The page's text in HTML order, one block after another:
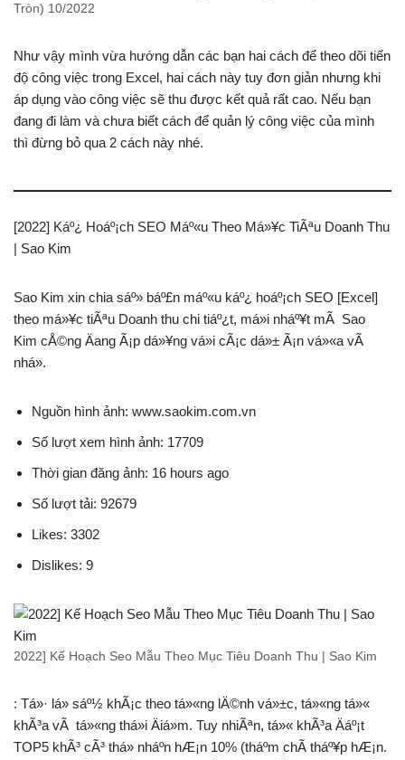
Tròn) 10/2022
Như vậy mình vừa hướng dẫn các bạn hai cách để theo dõi tiến
độ công việc trong Excel, hai cách này tuy đơn giản nhưng khi
áp dụng vào công việc sẽ thu được kết quả rất cao. Nếu bạn
đang đi làm và chưa biết cách để quản lý công việc của mình
thì đừng bỏ qua 2 cách này nhé.
[2022] Káº¿ Hoáº¡ch SEO Máº«u Theo Má»¥c TiÃªu Doanh Thu
| Sao Kim
Sao Kim xin chia sáº» báº£n máº«u káº¿ hoáº¡ch SEO [Excel]
theo má»¥c tiÃªu Doanh thu chi tiáº¿t, má»i nháº¥t mÃ Sao
Kim cÅ©ng Äang Ã¡p dá»¥ng vá»i cÃ¡c dá»± Ã¡n vá»«a vÃ
nhá».
Nguồn hình ảnh: www.saokim.com.vn
Số lượt xem hình ảnh: 17709
Thời gian đăng ảnh: 16 hours ago
Số lượt tải: 92679
Likes: 3302
Dislikes: 9
2022] Kế Hoạch Seo Mẫu Theo Mục Tiêu Doanh Thu | Sao Kim
: Tá»· lá» sáº½ khÃ¡c theo tá»«ng lÄ©nh vá»±c, tá»«ng tá»«
khÃ³a vÃ tá»«ng thá»i Äiá»m. Tuy nhiÃªn, tá»« khÃ³a Äáº¡t
TOP5 khÃ³ cÃ³ thá» nháº­n hÆ¡n 10% (tháº­m chÃ­ tháº¥p hÆ¡n.